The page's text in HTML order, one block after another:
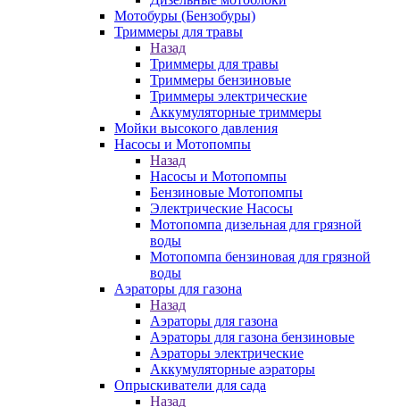
Мотобуры (Бензобуры)
Триммеры для травы
Назад
Триммеры для травы
Триммеры бензиновые
Триммеры электрические
Аккумуляторные триммеры
Мойки высокого давления
Насосы и Мотопомпы
Назад
Насосы и Мотопомпы
Бензиновые Мотопомпы
Электрические Насосы
Мотопомпа дизельная для грязной
воды
Мотопомпа бензиновая для грязной
воды
Аэраторы для газона
Назад
Аэраторы для газона
Аэраторы для газона бензиновые
Аэраторы электрические
Аккумуляторные аэраторы
Опрыскиватели для сада
Назад